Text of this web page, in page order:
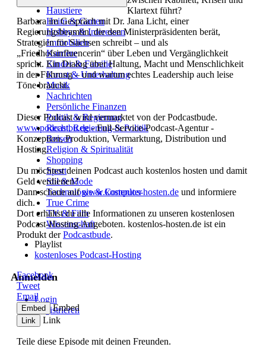
Haustiere
Heim & Garten
Hobbys & Interessen
Immobilien
Karriere
Kinder & Familie
Kunst & Unterhaltung
Musik
Nachrichten
Persönliche Finanzen
Politik & Regierung
Recht, Regierung & Politik
Reisen
Religion & Spiritualität
Shopping
Sport
Stil & Mode
Technologie & Computer
True Crime
TV & Film
Wissenschaft
Playlist
kostenloses Podcast-Hosting
Anmelden
Login
Registrieren
Cookies Einstellung
Klartext führt?
Barbara im Gespräch mit Dr. Jana Licht, einer
Regierungsbeamtin, die den Ministerpräsidenten berät,
Strategien für Sachsen schreibt – und als
„Friedhofsinfluencerin“ über Leben und Vergänglichkeit
spricht. Ein Dialog über Haltung, Macht und Menschlichkeit
in der Führung – und warum echtes Leadership auch leise
Töne braucht.
Dieser Podcast wird vermarktet von der Podcastbude.
www.podcastbu.de- Full-Service-Podcast-Agentur -
Konzeption, Produktion, Vermarktung, Distribution und
Hosting.
Du möchtest deinen Podcast auch kostenlos hosten und damit
Geld verdienen?
Dann schaue aufwww.kostenlos-hosten.de und informiere
dich.
Dort erhältst du alle Informationen zu unseren kostenlosen
Podcast-Hosting-Angeboten. kostenlos-hosten.de ist ein
Produkt derPodcastbude.
Facebook
Tweet
Email
Embed Embed
Link Link
Teile diese Episode mit deinen Freunden.